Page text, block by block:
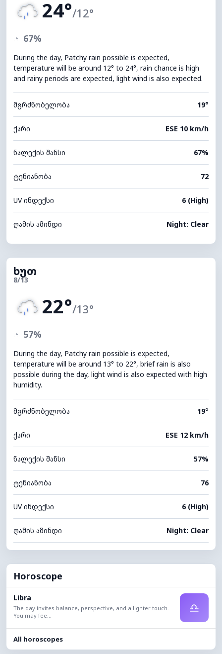
24°/12°
◔ 67%
During the day, Patchy rain possible is expected,
temperature will be around 12° to 24°, rain chance is high
and rainy periods are expected, light wind is also expected.
მგრძნობელობა 19°
ქარი ESE 10 km/h
ნალექის შანსი 67%
ტენიანობა 72
UV ინდექსი 6 (High)
ღამის ამინდი Night: Clear
ხუთ
8/13
22°/13°
◔ 57%
During the day, Patchy rain possible is expected,
temperature will be around 13° to 22°, brief rain is also
possible during the day, light wind is also expected with high
humidity.
მგრძნობელობა 19°
ქარი ESE 12 km/h
ნალექის შანსი 57%
ტენიანობა 76
UV ინდექსი 6 (High)
ღამის ამინდი Night: Clear
Horoscope
Libra
The day invites balance, perspective, and a lighter touch.
You may fee...
♎
All horoscopes